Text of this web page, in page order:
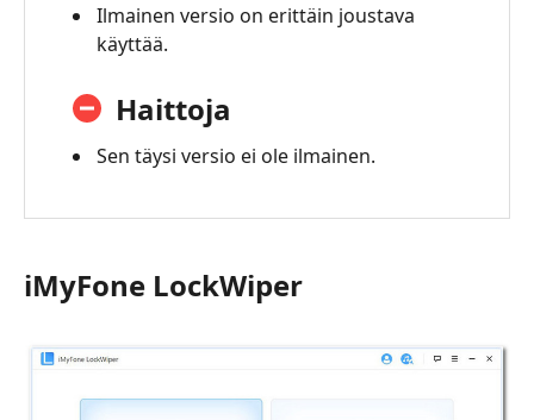
Ilmainen versio on erittäin joustava
käyttää.
Haittoja
Sen täysi versio ei ole ilmainen.
iMyFone LockWiper